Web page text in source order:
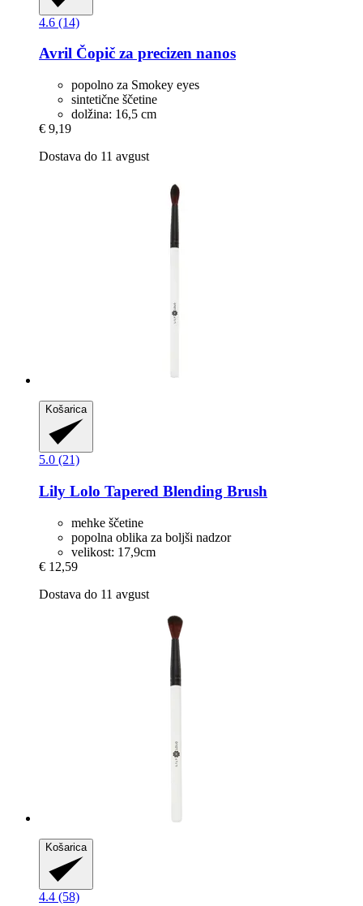
4.6 (14)
Avril Čopič za precizen nanos
popolno za Smokey eyes
sintetične ščetine
dolžina: 16,5 cm
€ 9,19
Dostava do 11 avgust
Košarica
5.0 (21)
Lily Lolo Tapered Blending Brush
mehke ščetine
popolna oblika za boljši nadzor
velikost: 17,9cm
€ 12,59
Dostava do 11 avgust
Košarica
4.4 (58)